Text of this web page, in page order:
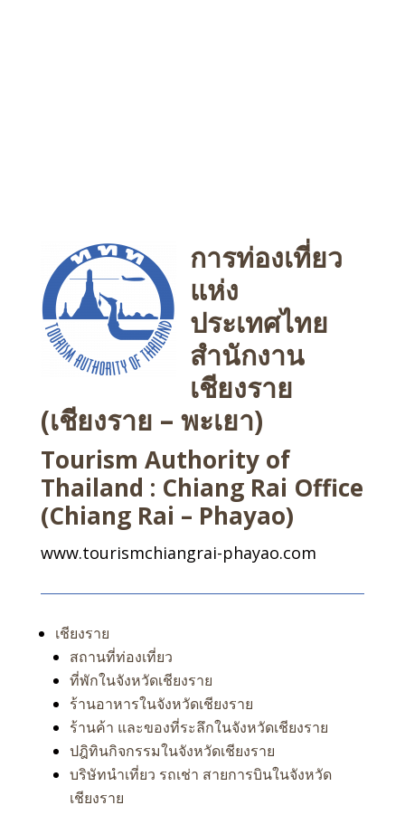
การท่องเที่ยว
แห่ง
ประเทศไทย
สำนักงาน
เชียงราย
(เชียงราย – พะเยา)
Tourism Authority of
Thailand : Chiang Rai Office
(Chiang Rai – Phayao)
www.tourismchiangrai-phayao.com
เชียงราย
สถานที่ท่องเที่ยว
ที่พักในจังหวัดเชียงราย
ร้านอาหารในจังหวัดเชียงราย
ร้านค้า และของที่ระลึกในจังหวัดเชียงราย
ปฎิทินกิจกรรมในจังหวัดเชียงราย
บริษัทนำเที่ยว รถเช่า สายการบินในจังหวัด
เชียงราย